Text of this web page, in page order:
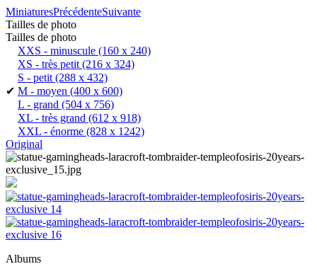
MiniaturesPrécédenteSuivante
Tailles de photo
Tailles de photo
XXS - minuscule (160 x 240)
XS - très petit(216 x 324)
S - petit(288 x 432)
✔ M - moyen (400 x 600)
L - grand (504 x 756)
XL - très grand (612 x 918)
XXL - énorme (828 x 1242)
Original
Albums